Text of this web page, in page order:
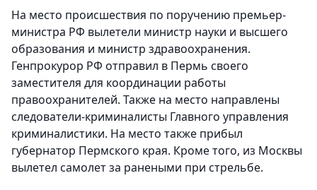
На место происшествия по поручению премьер-
министра РФ вылетели министр науки и высшего
образования и министр здравоохранения.
Генпрокурор РФ отправил в Пермь своего
заместителя для координации работы
правоохранителей. Также на место направлены
следователи-криминалисты Главного управления
криминалистики. На место также прибыл
губернатор Пермского края. Кроме того, из Москвы
вылетел самолет за ранеными при стрельбе.